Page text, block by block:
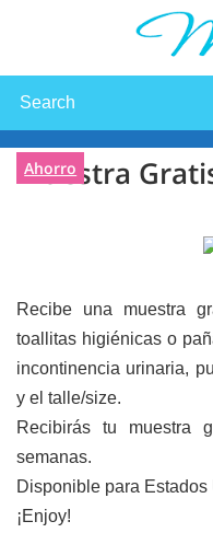
Muestra
Ahorro
Recibe una muestra
toallitas higiénicas o
incontinencia urinaria,
y el talle/size.
Recibirás tu
semanas.
Disponible para
¡Enjoy!